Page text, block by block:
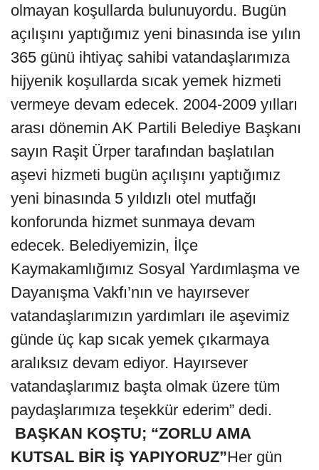
olmayan koşullarda bulunuyordu. Bugün
açılışını yaptığımız yeni binasında ise yılın
365 günü ihtiyaç sahibi vatandaşlarımıza
hijyenik koşullarda sıcak yemek hizmeti
vermeye devam edecek. 2004-2009 yılları
arası dönemin AK Partili Belediye Başkanı
sayın Raşit Ürper tarafından başlatılan
aşevi hizmeti bugün açılışını yaptığımız
yeni binasında 5 yıldızlı otel mutfağı
konforunda hizmet sunmaya devam
edecek. Belediyemizin, İlçe
Kaymakamlığımız Sosyal Yardımlaşma ve
Dayanışma Vakfı’nın ve hayırsever
vatandaşlarımızın yardımları ile aşevimiz
günde üç kap sıcak yemek çıkarmaya
aralıksız devam ediyor. Hayırsever
vatandaşlarımız başta olmak üzere tüm
paydaşlarımıza teşekkür ederim” dedi.
BAŞKAN KOŞTU; “ZORLU AMA
KUTSAL BİR İŞ YAPIYORUZ”Her gün